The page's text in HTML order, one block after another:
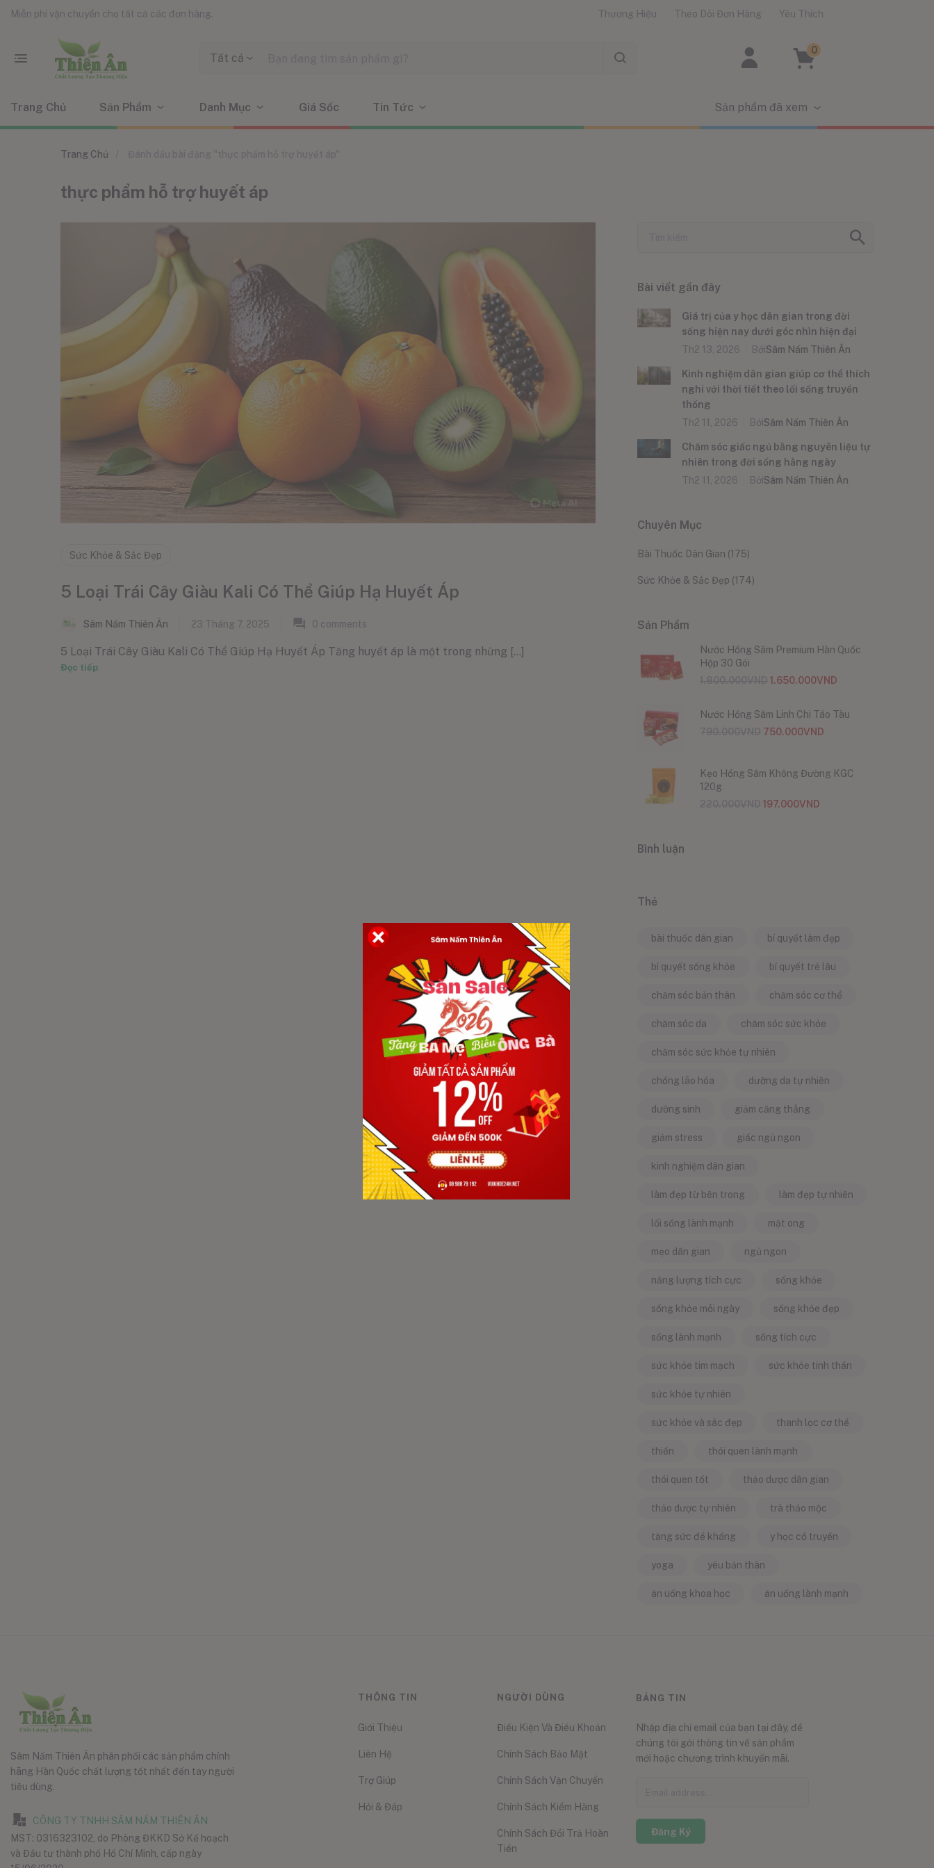
Miễn phí vận chuyển cho tất cả các đơn hàng. Thương Hiệu Theo Dõi Đơn Hàng Yêu Thích
Tất cả
0
Trang Chủ Sản Phẩm Danh Mục Giá Sốc Tin Tức Sản phẩm đã xem
Trang Chủ
thực phẩm hỗ trợ huyết áp
Sức Khỏe & Sắc Đẹp
5 Loại Trái Cây Giàu Kali Có Thể Giúp Hạ Huyết Áp
Sâm Nấm Thiên Ân 23 Tháng 7, 2025 0 comments
5 Loại Trái Cây Giàu Kali Có Thể Giúp Hạ Huyết Áp Tăng huyết áp là một trong những [...]
Đọc tiếp
Bài viết gần đây
Giá trị của y học dân gian trong đời
sống hiện nay dưới góc nhìn hiện đại
Th2 13, 2026
BởiSâm Nấm Thiên Ân
Kinh nghiệm dân gian giúp cơ thể thích
nghi với thời tiết theo lối sống truyền
thống
Th2 11, 2026
BởiSâm Nấm Thiên Ân
Chăm sóc giấc ngủ bằng nguyên liệu tự
nhiên trong đời sống hằng ngày
Th2 11, 2026
BởiSâm Nấm Thiên Ân
Chuyên Mục
Bài Thuốc Dân Gian (175)
Sức Khỏe & Sắc Đẹp (174)
Sản Phẩm
Nước Hồng Sâm Premium Hàn Quốc
Hộp 30 Gói
1.650.000VND
Nước Hồng Sâm Linh Chi Táo Tàu
750.000VND
Kẹo Hồng Sâm Không Đường KGC
120g
197.000VND
Bình luận
Thẻ
bài thuốc dân gian bí quyết làm đẹp
bí quyết sống khỏe bí quyết trẻ lâu
chăm sóc bản thân chăm sóc cơ thể
chăm sóc da chăm sóc sức khỏe
chăm sóc sức khỏe tự nhiên
chống lão hóa dưỡng da tự nhiên
dưỡng sinh giảm căng thẳng
giảm stress giấc ngủ ngon
kinh nghiệm dân gian
làm đẹp từ bên trong làm đẹp tự nhiên
lối sống lành mạnh mật ong
mẹo dân gian ngủ ngon
năng lượng tích cực sống khỏe
sống khỏe mỗi ngày sống khỏe đẹp
sống lành mạnh sống tích cực
sức khỏe tim mạch sức khỏe tinh thần
sức khỏe tự nhiên
sức khỏe và sắc đẹp thanh lọc cơ thể
thiền thói quen lành mạnh
thói quen tốt thảo dược dân gian
thảo dược tự nhiên trà thảo mộc
tăng sức đề kháng y học cổ truyền
yoga yêu bản thân
ăn uống khoa học ăn uống lành mạnh
Sâm Nấm Thiên Ân phân phối các sản phẩm chính
hãng Hàn Quốc chất lượng tốt nhất đến tay người
tiêu dùng.
CÔNG TY TNHH SÂM NẤM THIÊN ÂN
MST: 0316323102, do Phòng ĐKKD Sở Kế hoạch
và Đầu tư thành phố Hồ Chí Minh, cấp ngày
THÔNG TIN
Giới Thiệu
Liên Hệ
Trợ Giúp
Hỏi & Đáp
NGƯỜI DÙNG
Điều Kiện Và Điều Khoản
Chính Sách Bảo Mật
Chính Sách Vận Chuyển
Chính Sách Kiểm Hàng
Chính Sách Đổi Trả Hoàn
Tiền
BẢNG TIN
Nhập địa chỉ email của bạn tại đây, để
chúng tôi gởi thông tin về sản phẩm
mới hoặc chương trình khuyến mãi.
Đăng Ký